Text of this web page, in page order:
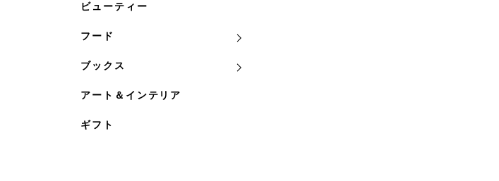
ビューティー
フード
ブックス
アート＆インテリア
ギフト